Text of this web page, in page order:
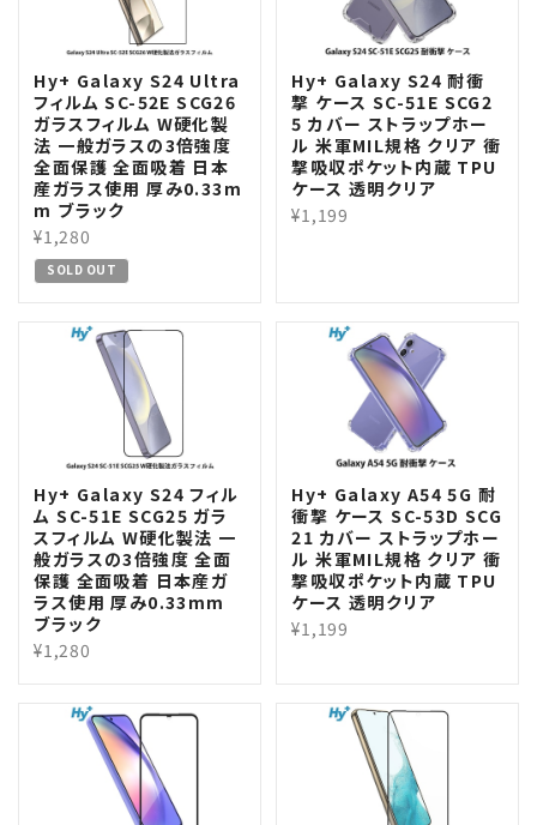
Hy+ Galaxy S24 Ultra
フィルム SC-52E SCG26
ガラスフィルム W硬化製
法 一般ガラスの3倍強度
全面保護 全面吸着 日本
産ガラス使用 厚み0.33m
m ブラック
¥1,280
SOLD OUT
Hy+ Galaxy S24 耐衝
撃 ケース SC-51E SCG2
5 カバー ストラップホー
ル 米軍MIL規格 クリア 衝
撃吸収ポケット内蔵 TPU
ケース 透明クリア
¥1,199
Hy+ Galaxy S24 フィル
ム SC-51E SCG25 ガラ
スフィルム W硬化製法 一
般ガラスの3倍強度 全面
保護 全面吸着 日本産ガ
ラス使用 厚み0.33mm
ブラック
¥1,280
Hy+ Galaxy A54 5G 耐
衝撃 ケース SC-53D SCG
21 カバー ストラップホー
ル 米軍MIL規格 クリア 衝
撃吸収ポケット内蔵 TPU
ケース 透明クリア
¥1,199